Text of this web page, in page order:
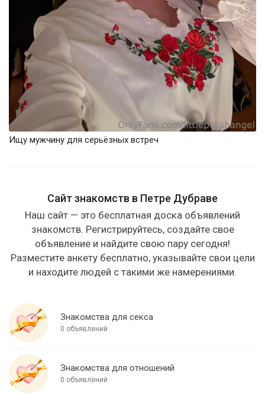
Ищу мужчину для серьёзных встреч
Сайт знакомств в Петре Дубраве
Наш сайт — это бесплатная доска объявлений
знакомств. Регистрируйтесь, создайте свое
объявление и найдите свою пару сегодня!
Разместите анкету бесплатно, указывайте свои цели
и находите людей с такими же намерениями.
Знакомства для секса
0 объявлений
Знакомства для отношений
0 объявлений